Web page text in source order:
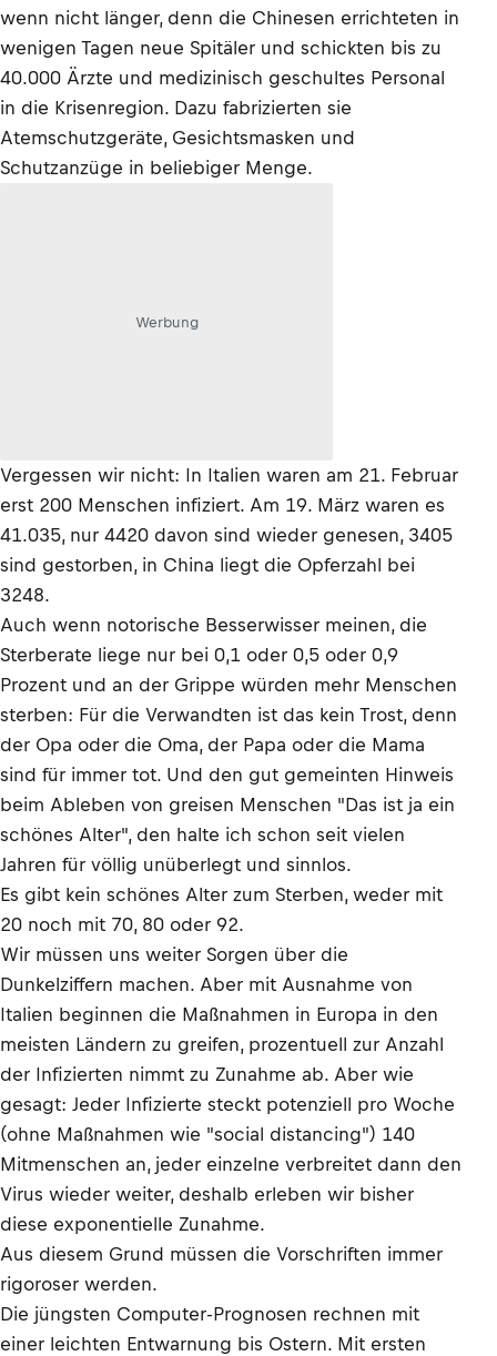
wenn nicht länger, denn die Chinesen errichteten in
wenigen Tagen neue Spitäler und schickten bis zu
40.000 Ärzte und medizinisch geschultes Personal
in die Krisenregion. Dazu fabrizierten sie
Atemschutzgeräte, Gesichtsmasken und
Schutzanzüge in beliebiger Menge.
Werbung
Vergessen wir nicht: In Italien waren am 21. Februar
erst 200 Menschen infiziert. Am 19. März waren es
41.035, nur 4420 davon sind wieder genesen, 3405
sind gestorben, in China liegt die Opferzahl bei
3248.
Auch wenn notorische Besserwisser meinen, die
Sterberate liege nur bei 0,1 oder 0,5 oder 0,9
Prozent und an der Grippe würden mehr Menschen
sterben: Für die Verwandten ist das kein Trost, denn
der Opa oder die Oma, der Papa oder die Mama
sind für immer tot. Und den gut gemeinten Hinweis
beim Ableben von greisen Menschen "Das ist ja ein
schönes Alter", den halte ich schon seit vielen
Jahren für völlig unüberlegt und sinnlos.
Es gibt kein schönes Alter zum Sterben, weder mit
20 noch mit 70, 80 oder 92.
Wir müssen uns weiter Sorgen über die
Dunkelziffern machen. Aber mit Ausnahme von
Italien beginnen die Maßnahmen in Europa in den
meisten Ländern zu greifen, prozentuell zur Anzahl
der Infizierten nimmt zu Zunahme ab. Aber wie
gesagt: Jeder Infizierte steckt potenziell pro Woche
(ohne Maßnahmen wie "social distancing") 140
Mitmenschen an, jeder einzelne verbreitet dann den
Virus wieder weiter, deshalb erleben wir bisher
diese exponentielle Zunahme.
Aus diesem Grund müssen die Vorschriften immer
rigoroser werden.
Die jüngsten Computer-Prognosen rechnen mit
einer leichten Entwarnung bis Ostern. Mit ersten